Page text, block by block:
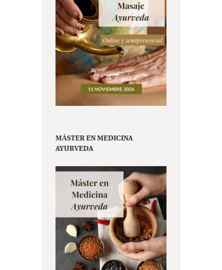
MÁSTER EN MEDICINA
AYURVEDA